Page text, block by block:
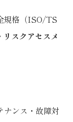
規格（ISO/TS
スクアセスメ
ナンス・故障対